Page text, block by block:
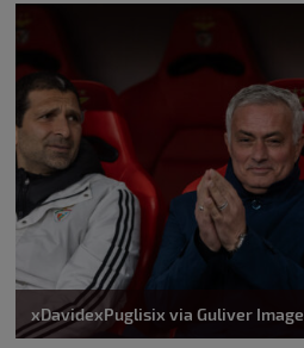
xDavidexPuglisix via Guliver Image